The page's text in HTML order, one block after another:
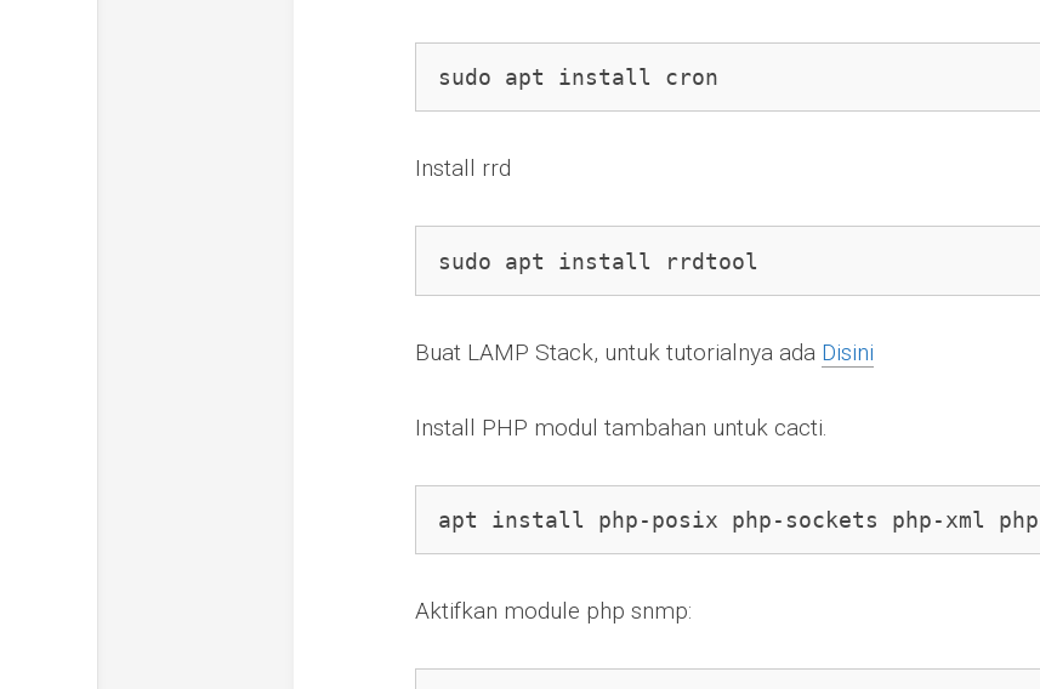
sudo apt install cron
Install rrd
sudo apt install rrdtool
Buat LAMP Stack, untuk tutorialnya ada Disini
Install PHP modul tambahan untuk cacti.
apt install php-posix php-sockets php-xml
Aktifkan module php snmp: